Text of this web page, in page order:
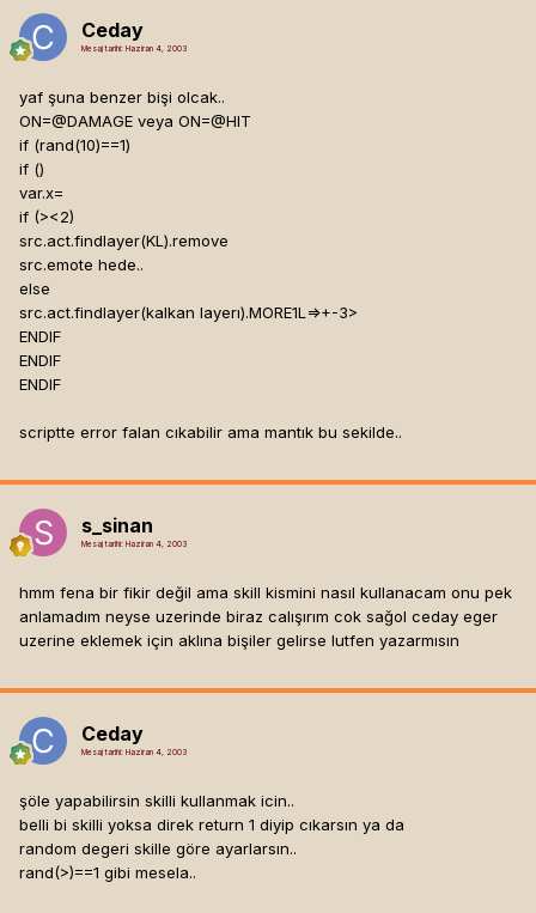
Ceday
Mesaj tarihi: Haziran 4, 2003
yaf şuna benzer bişi olcak..
ON=@DAMAGE veya ON=@HIT
if (rand(10)==1)
if ()
var.x=
if (><2)
src.act.findlayer(KL).remove
src.emote hede..
else
src.act.findlayer(kalkan layerı).MORE1L=>+-3>
ENDIF
ENDIF
ENDIF
scriptte error falan cıkabilir ama mantık bu sekilde..
s_sinan
Mesaj tarihi: Haziran 4, 2003
hmm fena bir fikir değil ama skill kismini nasıl kullanacam onu pek
anlamadım neyse uzerinde biraz calışırım cok sağol ceday eger
uzerine eklemek için aklına bişiler gelirse lutfen yazarmısın
Ceday
Mesaj tarihi: Haziran 4, 2003
şöle yapabilirsin skilli kullanmak icin..
belli bi skilli yoksa direk return 1 diyip cıkarsın ya da
random degeri skille göre ayarlarsın..
rand(>)==1 gibi mesela..